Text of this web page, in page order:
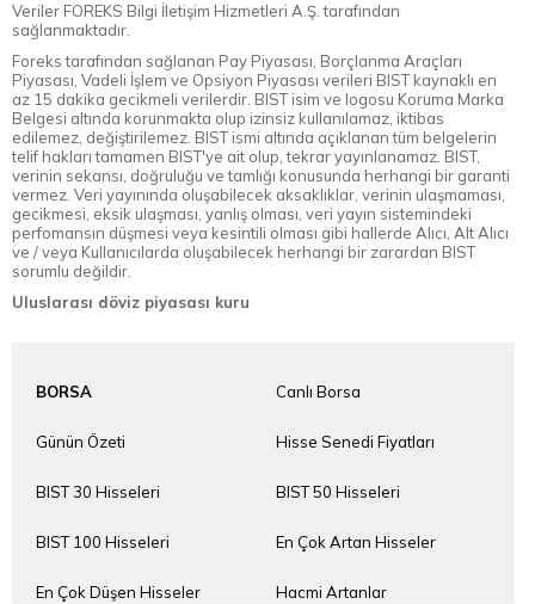
Veriler FOREKS Bilgi İletişim Hizmetleri A.Ş. tarafından
sağlanmaktadır.
Foreks tarafından sağlanan Pay Piyasası, Borçlanma Araçları
Piyasası, Vadeli İşlem ve Opsiyon Piyasası verileri BIST kaynaklı en
az 15 dakika gecikmeli verilerdir. BIST isim ve logosu Koruma Marka
Belgesi altında korunmakta olup izinsiz kullanılamaz, iktibas
edilemez, değiştirilemez. BIST ismi altında açıklanan tüm belgelerin
telif hakları tamamen BIST'ye ait olup, tekrar yayınlanamaz. BIST,
verinin sekansı, doğruluğu ve tamlığı konusunda herhangi bir garanti
vermez. Veri yayınında oluşabilecek aksaklıklar, verinin ulaşmaması,
gecikmesi, eksik ulaşması, yanlış olması, veri yayın sistemindeki
perfomansın düşmesi veya kesintili olması gibi hallerde Alıcı, Alt Alıcı
ve / veya Kullanıcılarda oluşabilecek herhangi bir zarardan BIST
sorumlu değildir.
Uluslarası döviz piyasası kuru
BORSA Canlı Borsa
Günün Özeti Hisse Senedi Fiyatları
BIST 30 Hisseleri BIST 50 Hisseleri
BIST 100 Hisseleri En Çok Artan Hisseler
En Çok Düşen Hisseler Hacmi Artanlar